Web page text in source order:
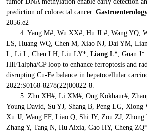
prediction of colorectal cancer.
2056.e2
4. Yang M#, Wu XX#, Hu JL#, Wang YQ,
LS, Huang WQ, Chen M, Xiao NJ, Dai YM,
L, Li L, Chen LH, Liu LY*, Liang L*, Guan
HIF1alpha/CP loop to enhance ferroptosis and
disrupting Cu-Fe balance in hepatocellular
2022:S0168-8278(22)00022-8.
5. Zhu XH#, Li XM#, Ong Kokhaur#,
Young David, Su YJ, Shang B, Peng LG,
Xu JJ, Wang FF, Liao Q, Shi JY, Zou ZJ,
Zhang Y, Tang N, Hu Aixia, Gao HY, Cheng